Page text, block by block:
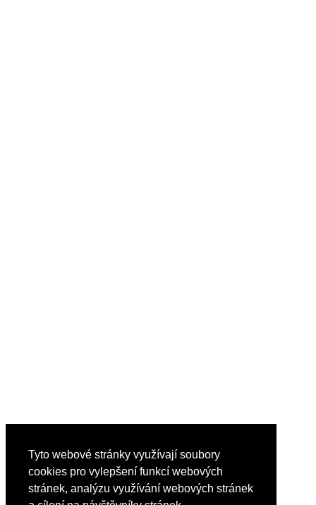
Tyto webové stránky využívají soubory
cookies pro vylepšení funkcí webových
stránek, analýzu využívání webových stránek